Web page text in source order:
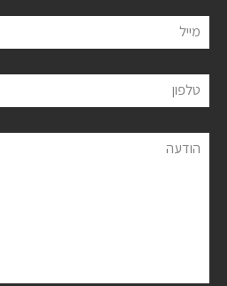
מייל
טלפון
הודעה